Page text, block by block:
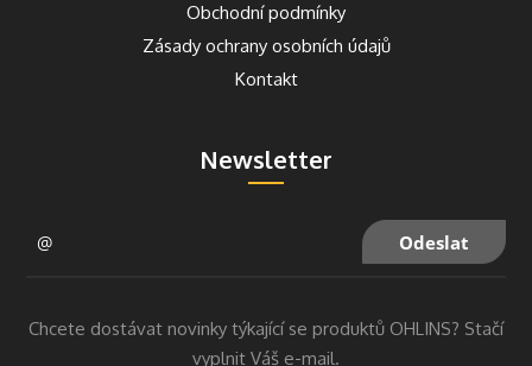
Obchodní podmínky
Zásady ochrany osobních údajů
Kontakt
Newsletter
Chcete dostávat novinky týkající se produktů OHLINS? Stačí
vyplnit Váš e-mail.